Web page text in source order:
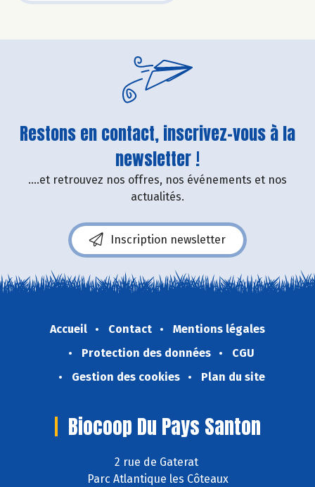
Restons en contact, inscrivez-vous à la
newsletter !
....et retrouvez nos offres, nos événements et nos
actualités.
Inscription newsletter
Accueil Contact
Mentions légales
Protection des données
CGU
Gestion des cookies
Plan du site
Biocoop Du Pays Santon
2 rue de Gaterat
Parc Atlantique les Côteaux